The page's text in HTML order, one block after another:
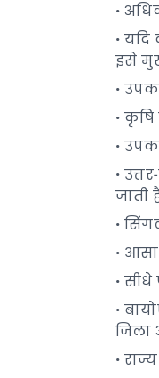
•
•
इसे
•
•
•
•
जाती
•
•
•
•
जिला
•